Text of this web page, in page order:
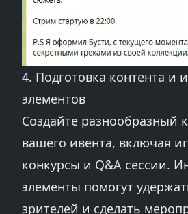
4. Подготовка контента и
элементов
Создайте разнообразный
вашего ивента, включая
конкурсы и Q&A сессии.
элементы помогут
зрителей и сделать